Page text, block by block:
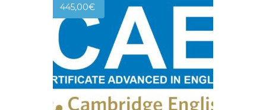
445,00€